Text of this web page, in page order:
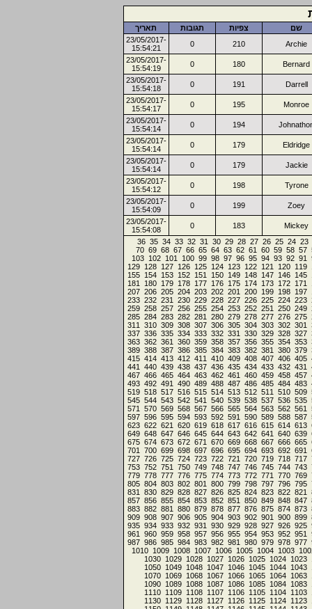
שם צפיות תגובות
תאריך
Archie
210
0
23/05/2017-
15:54:21
Bernard
180
0
23/05/2017-
15:54:19
Darrell
191
0
23/05/2017-
15:54:18
Monroe
195
0
23/05/2017-
15:54:17
194
0
23/05/2017-
15:54:14
Eldridge
179
0
23/05/2017-
15:54:14
Jackie
179
0
23/05/2017-
15:54:14
Tyrone
198
0
23/05/2017-
15:54:12
Zoey
199
0
23/05/2017-
15:54:09
Mickey
183
0
23/05/2017-
15:54:08
23
24
25
26
27
28
29
30
31
32
33
34
35
36
57
58
59
60
61
62
63
64
65
66
67
68
69
70
91
92
93
94
95
96
97
98
99
100
101
102
103
119
120
121
122
123
124
125
126
127
128
129
145
146
147
148
149
150
151
152
153
154
155
171
172
173
174
175
176
177
178
179
180
181
197
198
199
200
201
202
203
204
205
206
207
223
224
225
226
227
228
229
230
231
232
233
249
250
251
252
253
254
255
256
257
258
259
275
276
277
278
279
280
281
282
283
284
285
301
302
303
304
305
306
307
308
309
310
311
327
328
329
330
331
332
333
334
335
336
337
353
354
355
356
357
358
359
360
361
362
363
379
380
381
382
383
384
385
386
387
388
389
405
406
407
408
409
410
411
412
413
414
415
431
432
433
434
435
436
437
438
439
440
441
457
458
459
460
461
462
463
464
465
466
467
483
484
485
486
487
488
489
490
491
492
493
509
510
511
512
513
514
515
516
517
518
519
535
536
537
538
539
540
541
542
543
544
545
561
562
563
564
565
566
567
568
569
570
571
587
588
589
590
591
592
593
594
595
596
597
613
614
615
616
617
618
619
620
621
622
623
639
640
641
642
643
644
645
646
647
648
649
665
666
667
668
669
670
671
672
673
674
675
691
692
693
694
695
696
697
698
699
700
701
717
718
719
720
721
722
723
724
725
726
727
743
744
745
746
747
748
749
750
751
752
753
769
770
771
772
773
774
775
776
777
778
779
795
796
797
798
799
800
801
802
803
804
805
821
822
823
824
825
826
827
828
829
830
831
847
848
849
850
851
852
853
854
855
856
857
873
874
875
876
877
878
879
880
881
882
883
899
900
901
902
903
904
905
906
907
908
909
925
926
927
928
929
930
931
932
933
934
935
951
952
953
954
955
956
957
958
959
960
961
977
978
979
980
981
982
983
984
985
986
987
1003
1004
1005
1006
1007
1008
1009
1010
1023
1024
1025
1026
1027
1028
1029
1030
1043
1044
1045
1046
1047
1048
1049
1050
1063
1064
1065
1066
1067
1068
1069
1070
1083
1084
1085
1086
1087
1088
1089
1090
1103
1104
1105
1106
1107
1108
1109
1110
1123
1124
1125
1126
1127
1128
1129
1130